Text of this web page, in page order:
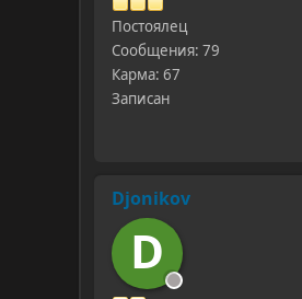
Постоялец
Сообщения: 79
Карма: 67
Записан
Djonikov
D